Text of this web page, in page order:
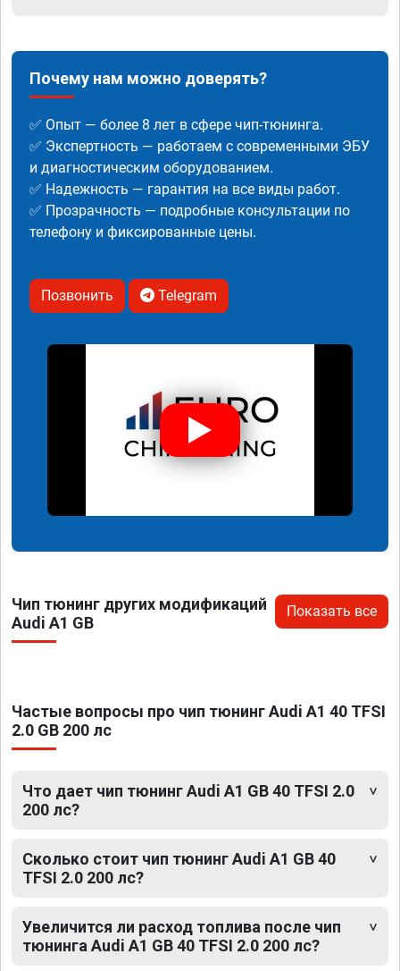
Почему нам можно доверять?
✅ Опыт — более 8 лет в сфере чип-тюнинга.
✅ Экспертность — работаем с современными ЭБУ
и диагностическим оборудованием.
✅ Надежность — гарантия на все виды работ.
✅ Прозрачность — подробные консультации по
телефону и фиксированные цены.
Позвонить Telegram
Чип тюнинг других модификаций
Audi A1 GB
Показать все
Частые вопросы про чип тюнинг Audi A1 40 TFSI
2.0 GB 200 лс
Что дает чип тюнинг Audi A1 GB 40 TFSI 2.0
200 лс?
Сколько стоит чип тюнинг Audi A1 GB 40
TFSI 2.0 200 лс?
Увеличится ли расход топлива после чип
тюнинга Audi A1 GB 40 TFSI 2.0 200 лс?